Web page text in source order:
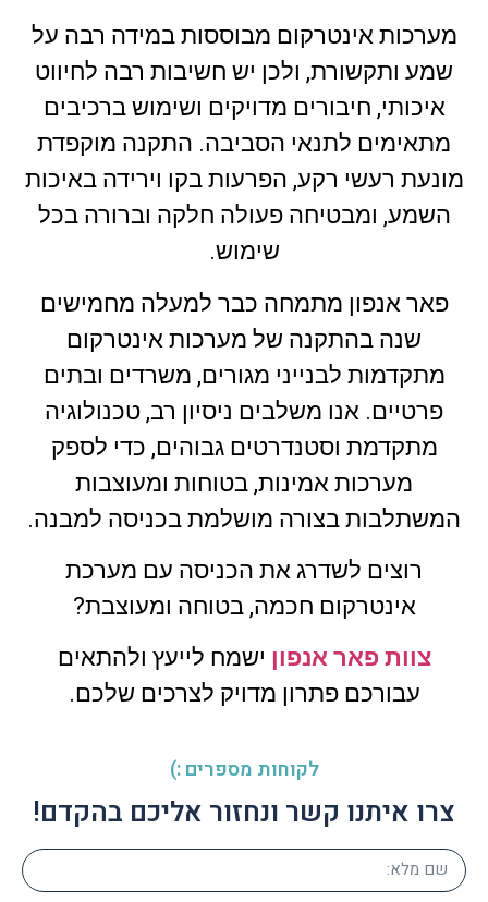
מערכות אינטרקום מבוססות במידה רבה על
שמע ותקשורת, ולכן יש חשיבות רבה לחיווט
איכותי, חיבורים מדויקים ושימוש ברכיבים
מתאימים לתנאי הסביבה. התקנה מוקפדת
מונעת רעשי רקע, הפרעות בקו וירידה באיכות
השמע, ומבטיחה פעולה חלקה וברורה בכל
שימוש.
פאר אנפון מתמחה כבר למעלה מחמישים
שנה בהתקנה של מערכות אינטרקום
מתקדמות לבנייני מגורים, משרדים ובתים
פרטיים. אנו משלבים ניסיון רב, טכנולוגיה
מתקדמת וסטנדרטים גבוהים, כדי לספק
מערכות אמינות, בטוחות ומעוצבות
המשתלבות בצורה מושלמת בכניסה למבנה.
רוצים לשדרג את הכניסה עם מערכת
אינטרקום חכמה, בטוחה ומעוצבת?
צוות פאר אנפון ישמח לייעץ ולהתאים
עבורכם פתרון מדויק לצרכים שלכם.
לקוחות מספרים :)
צרו איתנו קשר ונחזור אליכם בהקדם!